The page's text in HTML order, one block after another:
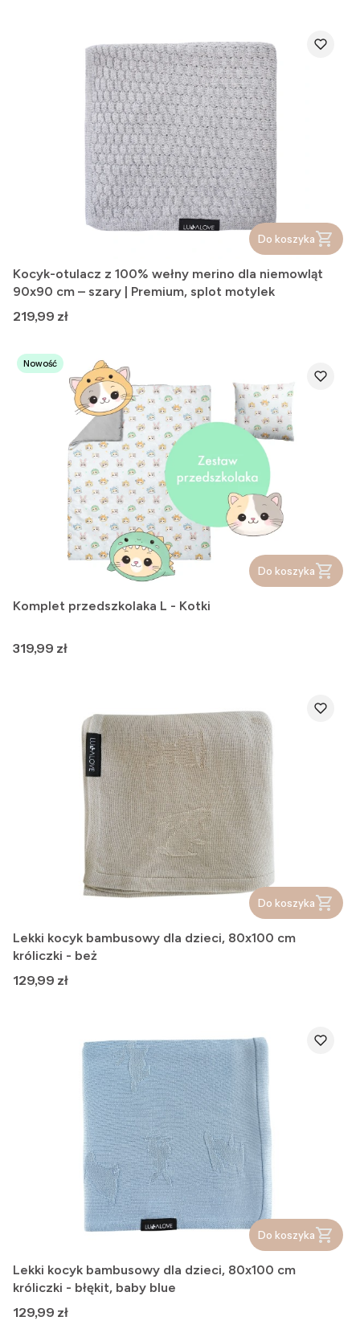
Do koszyka
Kocyk-otulacz z 100% wełny merino dla niemowląt
90x90 cm – szary | Premium, splot motylek
Cena
219,99 zł
Nowość
Do koszyka
Komplet przedszkolaka L - Kotki
Cena
319,99 zł
Do koszyka
Lekki kocyk bambusowy dla dzieci, 80x100 cm
króliczki - beż
Cena
129,99 zł
Do koszyka
Lekki kocyk bambusowy dla dzieci, 80x100 cm
króliczki - błękit, baby blue
Cena
129,99 zł